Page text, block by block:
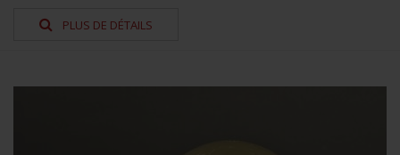
PLUS DE DÉTAILS